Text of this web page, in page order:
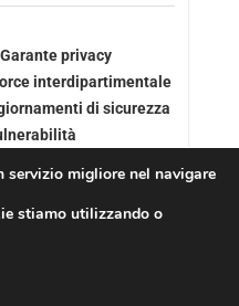
privacy
interdipartimentale
di sicurezza
migliore nel navigare
stiamo utilizzando o